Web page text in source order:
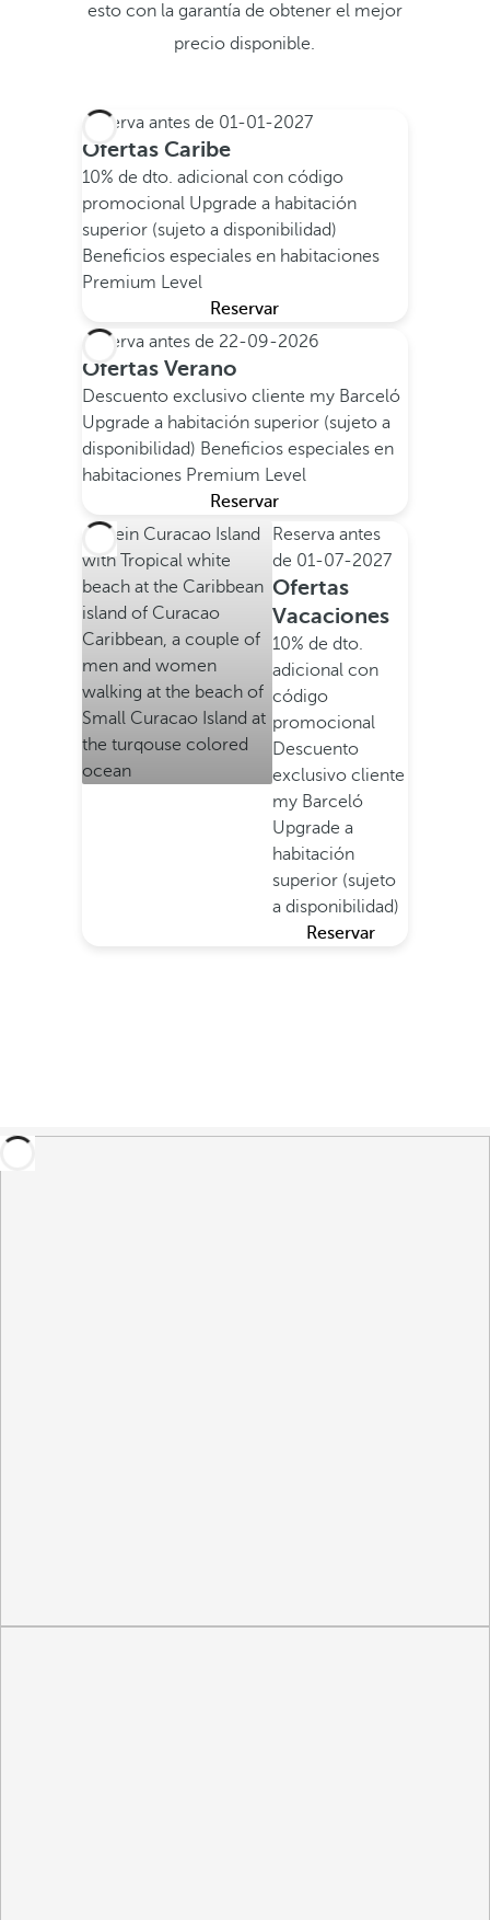
esto con la garantía de obtener el mejor
precio disponible.
Reserva antes de 01-01-2027
Ofertas Caribe
10% de dto. adicional con código
promocional Upgrade a habitación
superior (sujeto a disponibilidad)
Beneficios especiales en habitaciones
Premium Level
Reservar
Reserva antes de 22-09-2026
Ofertas Verano
Descuento exclusivo cliente my Barceló
Upgrade a habitación superior (sujeto a
disponibilidad) Beneficios especiales en
habitaciones Premium Level
Reservar
Reserva antes
de 01-07-2027
Ofertas
Vacaciones
10% de dto.
adicional con
código
promocional
Descuento
exclusivo cliente
my Barceló
Upgrade a
habitación
superior (sujeto
a disponibilidad)
Reservar